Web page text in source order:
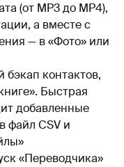
(от MP3 до MP4),
а вместе с
— в «Фото» или
контактов,
Быстрая
добавленные
файл CSV и
«Переводчика»